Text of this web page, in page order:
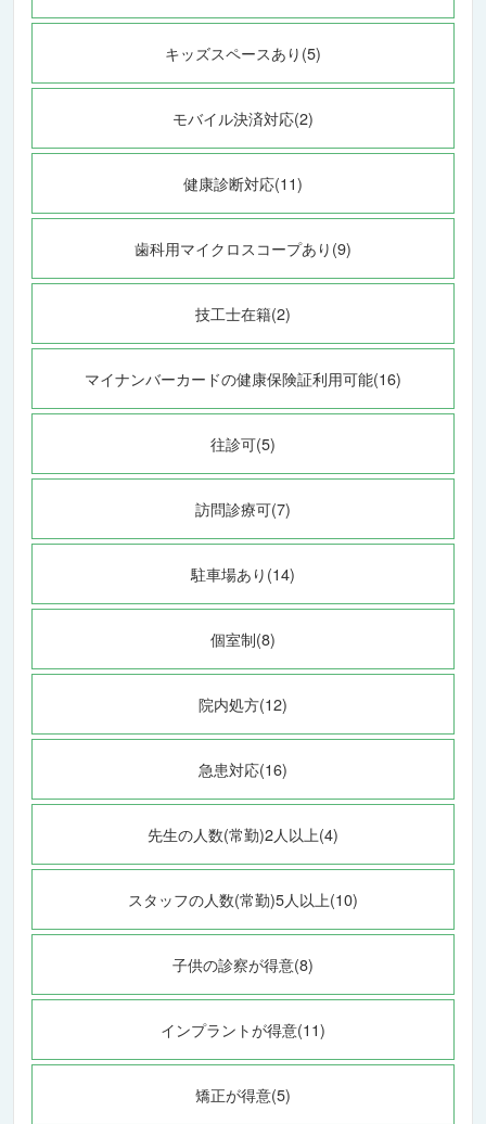
キッズスペースあり(5)
モバイル決済対応(2)
健康診断対応(11)
歯科用マイクロスコープあり(9)
技工士在籍(2)
マイナンバーカードの健康保険証利用可能(16)
往診可(5)
訪問診療可(7)
駐車場あり(14)
個室制(8)
院内処方(12)
急患対応(16)
先生の人数(常勤)2人以上(4)
スタッフの人数(常勤)5人以上(10)
子供の診察が得意(8)
インプラントが得意(11)
矯正が得意(5)